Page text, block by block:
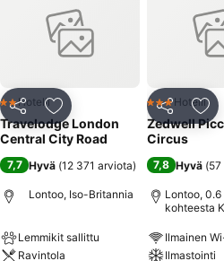
Jaa Lisää suosikkeihin
2 Tähtiluokitus
Hotelli
Travelodge London
Central City Road
7,7 Hyvä (12 371 arviota)
Lontoo, Iso-Britannia
Lemmikit sallittu
Ravintola
Jaa
3 Tähtiluokitus
Hotelli
Zedwell
Circus
7,8 Hyvä (
Lontoo, 0.6
kohteesta
Ilmainen
Ilmastointi